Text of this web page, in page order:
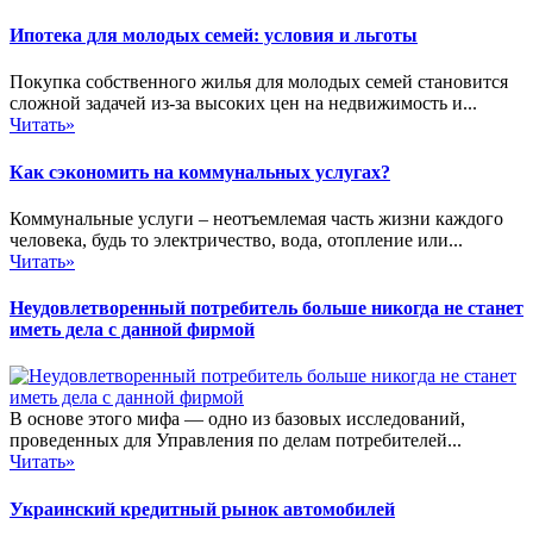
Ипотека для молодых семей: условия и льготы
Покупка собственного жилья для молодых семей становится
сложной задачей из-за высоких цен на недвижимость и...
Читать»
Как сэкономить на коммунальных услугах?
Коммунальные услуги – неотъемлемая часть жизни каждого
человека, будь то электричество, вода, отопление или...
Читать»
Неудовлетворенный потребитель больше никогда не станет
иметь дела с данной фирмой
В основе этого мифа — одно из базовых исследований,
проведенных для Управления по делам потребителей...
Читать»
Украинский кредитный рынок автомобилей